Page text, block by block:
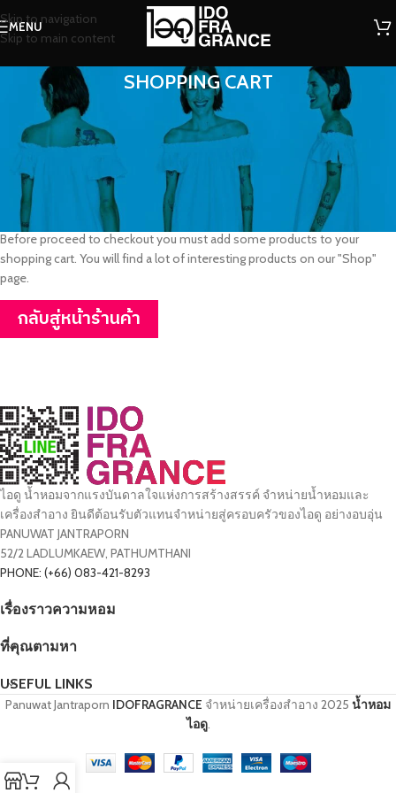
Skip to navigation
Skip to main content
MENU
SHOPPING CART
ไม่มีสินค้าในตะกร้า
Before proceed to checkout you must add some products to your
shopping cart. You will find a lot of interesting products on our "Shop"
page.
กลับสู่หน้าร้านค้า
ไอดู น้ำหอมจากแรงบันดาลใจแห่งการสร้างสรรค์ จำหน่ายน้ำหอมและ
เครื่องสำอาง ยินดีต้อนรับตัวแทนจำหน่ายสู่ครอบครัวของไอดู อย่างอบอุ่น
PANUWAT JANTRAPORN
52/2 LADLUMKAEW, PATHUMTHANI
PHONE: (+66) 083-421-8293
เรื่องราวความหอม
ที่คุณตามหา
USEFUL LINKS
Panuwat Jantraporn IDOFRAGRANCE จำหน่ายเครื่องสำอาง 2025 น้ำหอม
ไอดู.